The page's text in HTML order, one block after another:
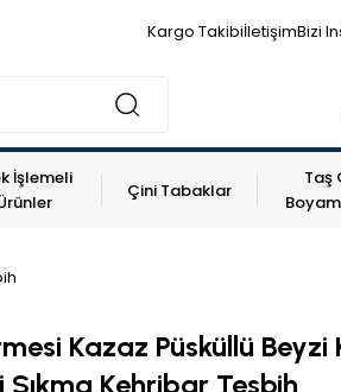
Kargo TakibiİletişimBizi
İşlemeli
Çini Tabaklar
Taş
Kazaz Püsküllü Beyzi
Sıkma Kehribar Tesbih